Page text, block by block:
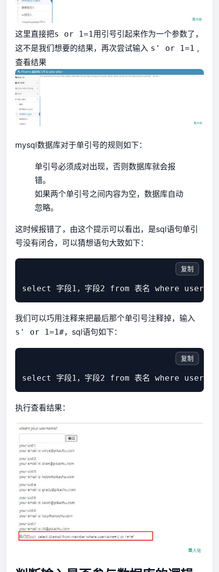
这里直接把s or 1=1用引号引起来作为一个参数了，
这不是我们想要的结果，再次尝试输入 s' or 1=1 ,
查看结果
mysql数据库对于单引号的规则如下：
单引号必须成对出现，否则数据库就会报
错。
如果两个单引号之间内容为空，数据库自动
忽略。
这时候报错了，由这个提示可以看出，是sql语句单引
号没有闭合，可以猜想语句大致如下：
复制
我们可以巧用注释来把最后那个单引号注释掉，输入
s' or 1=1#，sql语句如下：
复制
执行查看结果：